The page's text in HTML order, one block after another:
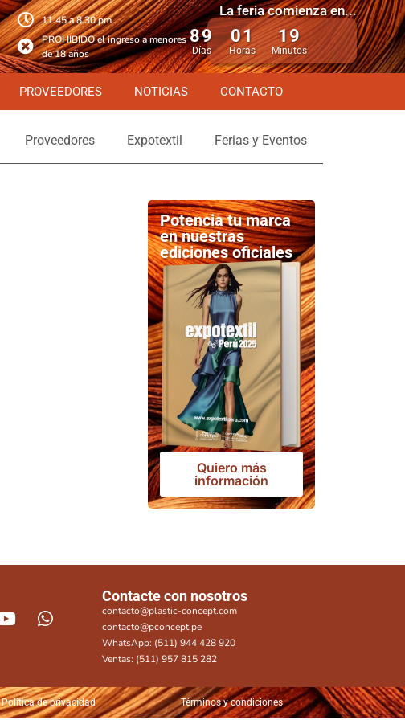
11.45 a 8.30 pm
PROHIBIDO el ingreso a menores
de 18 años
La feria comienza en...
89
Días
01
Horas
19
Minutos
PROVEEDORES NOTICIAS CONTACTO
Proveedores Expotextil Ferias y Eventos
Potencia tu marca
en nuestras
ediciones oficiales
Quiero más
información
Contacte con nosotros
contacto@plastic-concept.com
contacto@pconcept.pe
WhatsApp: (511) 944 428 920
Ventas: (511) 957 815 282
Política de privacidad Términos y condiciones